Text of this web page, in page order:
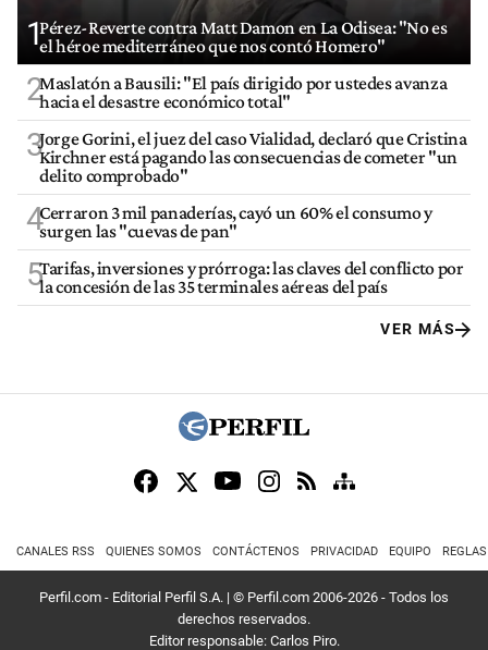
1Pérez-Reverte contra Matt Damon en La Odisea: "No es
el héroe mediterráneo que nos contó Homero"
2Maslatón a Bausili: "El país dirigido por ustedes avanza
hacia el desastre económico total"
3Jorge Gorini, el juez del caso Vialidad, declaró que Cristina
Kirchner está pagando las consecuencias de cometer "un
delito comprobado"
4Cerraron 3 mil panaderías, cayó un 60% el consumo y
surgen las "cuevas de pan"
5Tarifas, inversiones y prórroga: las claves del conflicto por
la concesión de las 35 terminales aéreas del país
VER MÁS
CANALES RSS QUIENES SOMOS CONTÁCTENOS PRIVACIDAD EQUIPO
Perfil.com - Editorial Perfil S.A. | © Perfil.com 2006-2026 - Todos los
derechos reservados.
Editor responsable: Carlos Piro.